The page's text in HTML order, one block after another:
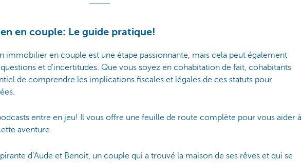
en couple: Le guide pratique!
immobilier en couple est une étape passionnante, mais cela peut également
et d'incertitudes. Que vous soyez en cohabitation de fait, cohabitants
de comprendre les implications fiscales et légales de ces statuts pour
entre en jeu! Il vous offre une feuille de route complète pour vous aider à
aventure.
d’Aude et Benoit, un couple qui a trouvé la maison de ses rêves et qui se